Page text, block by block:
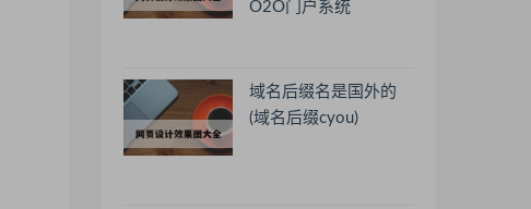
O2O门户系统
域名后缀名是国外的
(域名后缀cyou)